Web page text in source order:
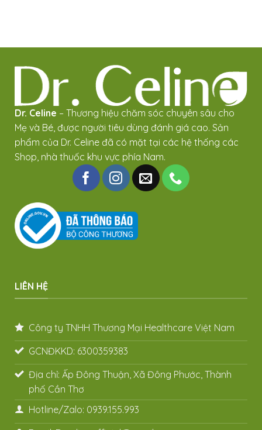
Dr. Celine – Thương hiệu chăm sóc chuyên sâu cho
Mẹ và Bé, được người tiêu dùng đánh giá cao. Sản
phẩm của Dr. Celine đã có mặt tại các hệ thống các
Shop, nhà thuốc khu vực phía Nam.
LIÊN HỆ
Công ty TNHH Thương Mại Healthcare Việt Nam
GCNĐKKD: 6300359383
Địa chỉ: Ấp Đông Thuận, Xã Đông Phước, Thành
phố Cần Thơ
Hotline/Zalo: 0939.155.993